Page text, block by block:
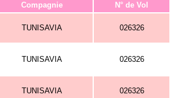
Compagnie N° de Vol
TUNISAVIA 026326
TUNISAVIA 026326
TUNISAVIA 026326